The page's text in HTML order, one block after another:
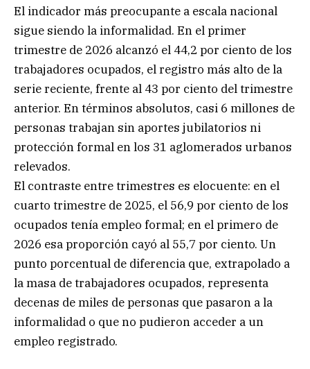
El indicador más preocupante a escala nacional
sigue siendo la informalidad. En el primer
trimestre de 2026 alcanzó el 44,2 por ciento de los
trabajadores ocupados, el registro más alto de la
serie reciente, frente al 43 por ciento del trimestre
anterior. En términos absolutos, casi 6 millones de
personas trabajan sin aportes jubilatorios ni
protección formal en los 31 aglomerados urbanos
relevados.
El contraste entre trimestres es elocuente: en el
cuarto trimestre de 2025, el 56,9 por ciento de los
ocupados tenía empleo formal; en el primero de
2026 esa proporción cayó al 55,7 por ciento. Un
punto porcentual de diferencia que, extrapolado a
la masa de trabajadores ocupados, representa
decenas de miles de personas que pasaron a la
informalidad o que no pudieron acceder a un
empleo registrado.